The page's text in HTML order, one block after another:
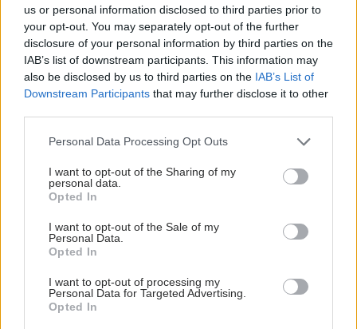
us or personal information disclosed to third parties prior to
your opt-out. You may separately opt-out of the further
disclosure of your personal information by third parties on the
IAB’s list of downstream participants. This information may
also be disclosed by us to third parties on the IAB’s List of
Downstream Participants that may further disclose it to other
Please note that this website/app uses one or more Google
not limited to your visit or usage behaviour. You may click to
grant or deny consent to Google and its third-party tags to
use your data for below specified purposes in below Google
consent section.
Personal Data Processing Opt Outs
I want to opt-out of the Sharing of my
personal data.
Opted In
I want to opt-out of the Sale of my
Personal Data.
Opted In
I want to opt-out of processing my
Personal Data for Targeted Advertising.
Opted In